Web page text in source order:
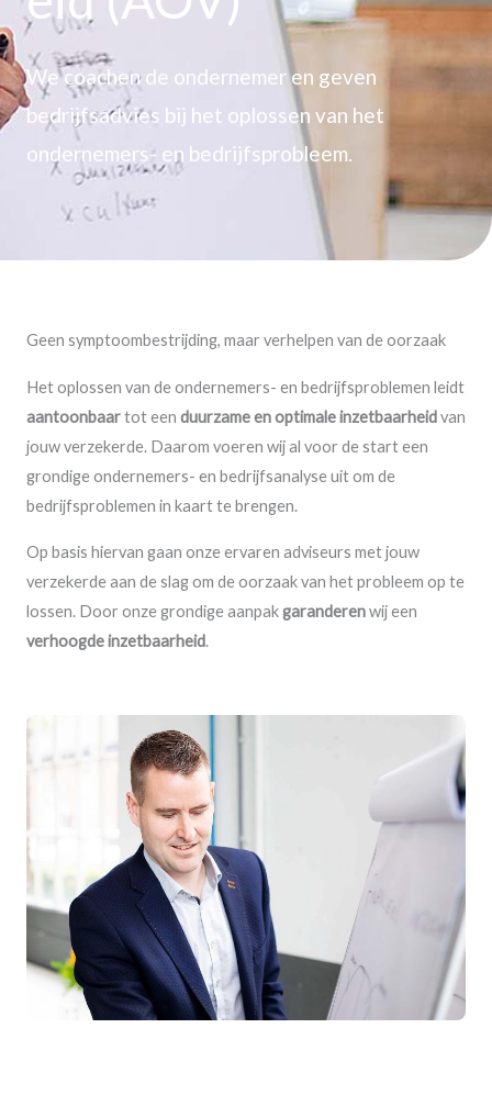
We coachen de ondernemer en geven
bedrijfsadvies bij het oplossen van het
ondernemers- en bedrijfsprobleem.
Geen symptoombestrijding, maar verhelpen van de oorzaak
Het oplossen van de ondernemers- en bedrijfsproblemen leidt
aantoonbaartot een duurzame en optimale inzetbaarheidvan
jouw verzekerde. Daarom voeren wij al voor de start een
grondige ondernemers- en bedrijfsanalyse uit om de
bedrijfsproblemen in kaart te brengen.
Op basis hiervan gaan onze ervaren adviseurs met jouw
verzekerde aan de slag om de oorzaak van het probleem op te
lossen. Door onze grondige aanpakgaranderenwij een
verhoogde inzetbaarheid.